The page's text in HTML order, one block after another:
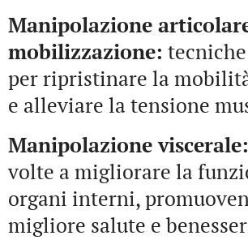
Manipolazione
mobilizzazione:
per ripristinare la
e alleviare la tensione
Manipolazione viscerale:
volte a migliorare la
organi interni,
migliore salute e